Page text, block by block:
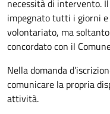
necessità di intervento.
impegnato tutti i giorni
volontariato, ma
concordato con il
Nella domanda
comunicare la propria
attività.